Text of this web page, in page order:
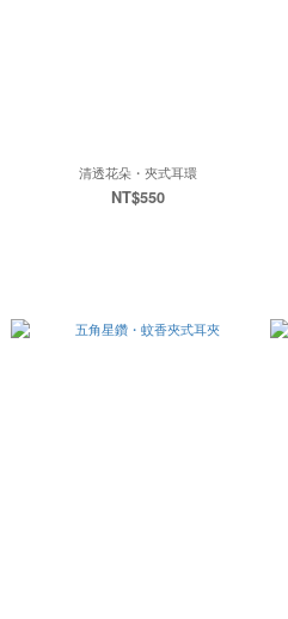
清透花朵・夾式耳環
NT$550